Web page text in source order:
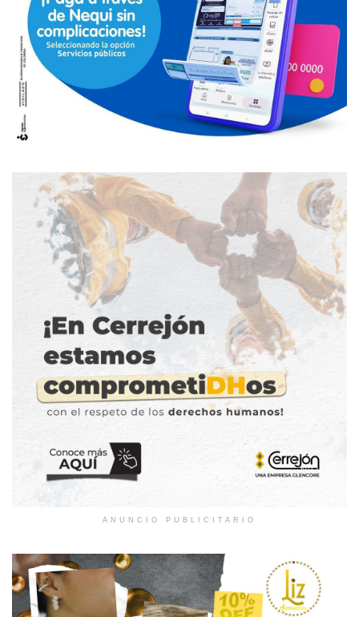
ANUNCIO PUBLICITARIO